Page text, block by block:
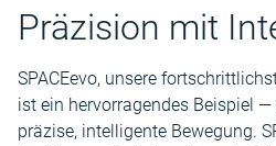
Präzision mit
SPACEevo, unsere
ist ein hervorragendes Beispiel
präzise, intelligente Bewegung.